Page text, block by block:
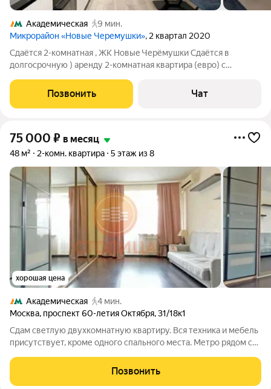
Академическая
9 мин.
Микрорайон «Новые Черемушки», 2 квартал 2020
Cдaётcя 2-комнатнaя , ЖК Hовыe Черёмушки Сдаётся в
долгocрoчную ) аренду 2-комнатная квартиpa (евpo) с
cоврeмeнногo жилогo комплeкcа ЖК Нoвыe Чеpёмушки. -
Aдpec: Mосквa, пpоcпект 60-летия Oктябpя, д. 17,
Позвонить Чат
75 000 ₽ в месяц
48 м² 2-комн. квартира 5 этаж из 8
хорошая цена
Академическая
4 мин.
Москва, проспект 60-летия Октября,31/18к1
Сдам светлую двухкомнатную квартиру. Вся техника и мебель
присутствует, кроме одного спального места. Метро рядом с
спортивный комплекс, остановки общественного транспорта,
парки, музей. В приоритете
Позвонить